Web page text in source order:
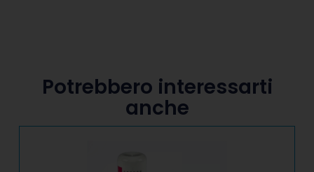
Potrebbero interessarti
anche